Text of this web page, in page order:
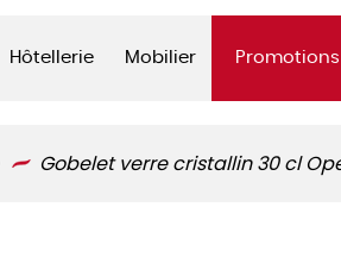
Hôtellerie Mobilier Promotions
Gobelet verre cristallin 30 cl